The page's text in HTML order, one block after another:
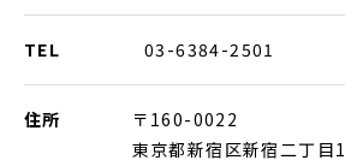
TEL 03-6384-2501
住所
〒160-0022
東京都新宿区新宿二丁目